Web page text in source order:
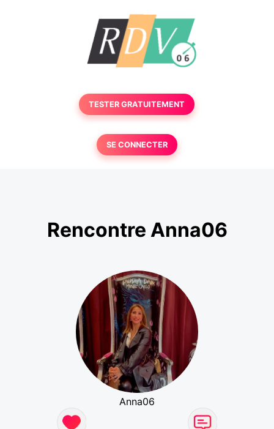
TESTER GRATUITEMENT
SE CONNECTER
Rencontre Anna06
Anna06